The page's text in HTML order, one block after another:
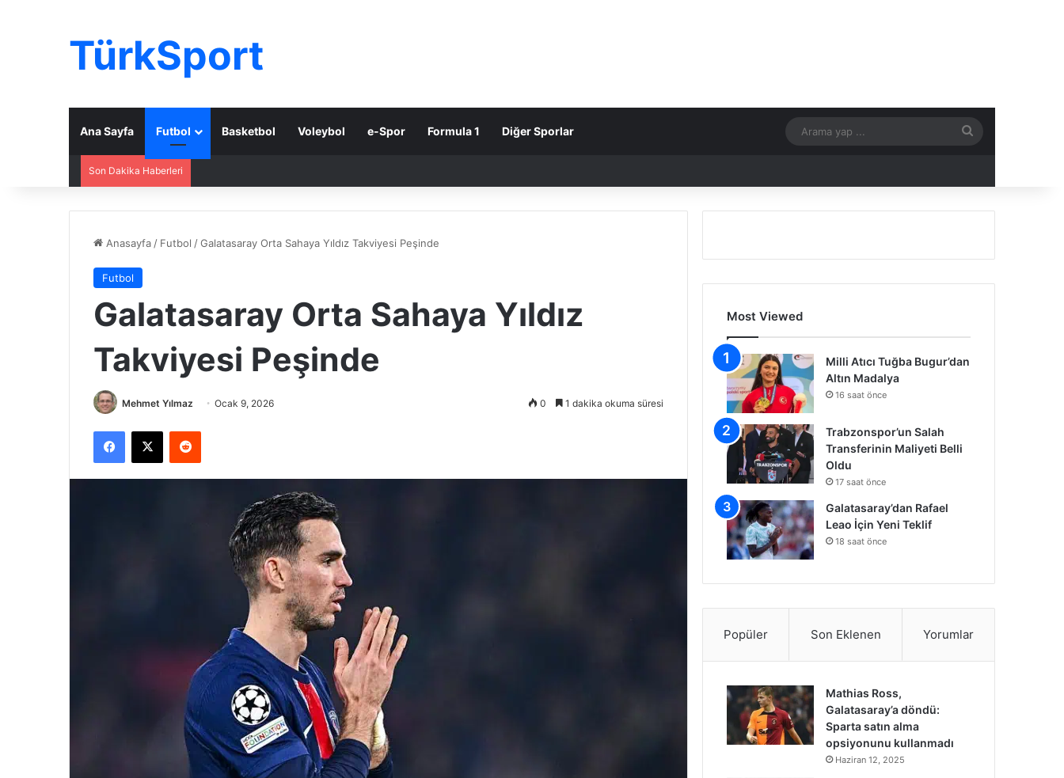
TürkSport
Ana Sayfa Futbol Basketbol Voleybol e-Spor Formula 1 Diğer Sporlar
...
Son Dakika Haberleri
Anasayfa / Futbol /Galatasaray Orta Sahaya Yıldız Takviyesi Peşinde
Futbol
Galatasaray Orta Sahaya Yıldız
Takviyesi Peşinde
Mehmet Yılmaz Ocak 9, 2026 0 1 dakika okuma süresi
Facebook
X Reddit
Most Viewed
Milli Atıcı Tuğba Bugur’dan
Altın Madalya
16 saat önce
Trabzonspor’un Salah
Transferinin Maliyeti Belli
Oldu
17 saat önce
Galatasaray’dan Rafael
Leao İçin Yeni Teklif
18 saat önce
Popüler Son Eklenen Yorumlar
Mathias Ross,
Galatasaray’a döndü:
Sparta satın alma
opsiyonunu kullanmadı
Haziran 12, 2025